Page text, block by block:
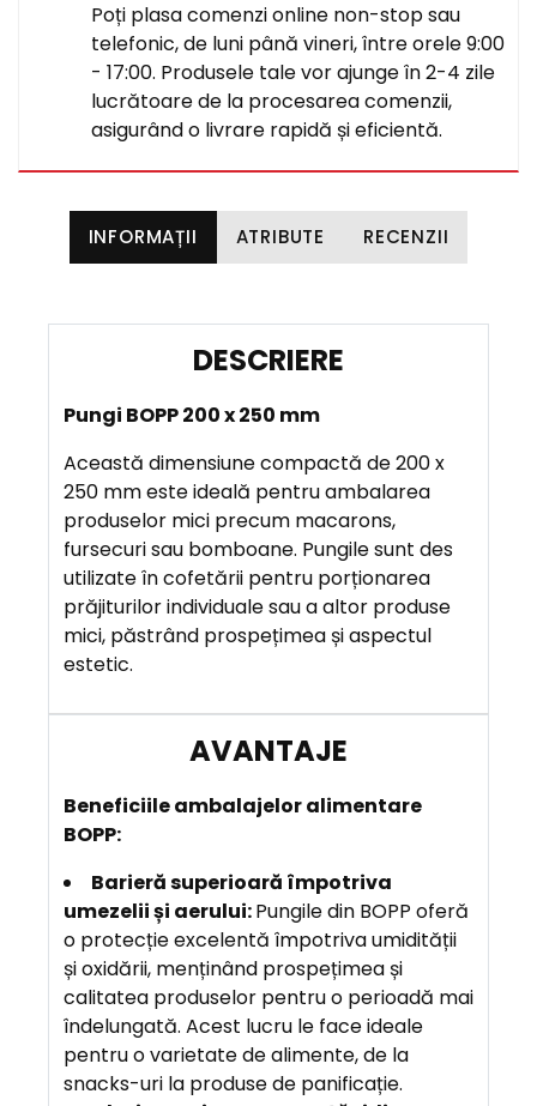
Poți plasa comenzi online non-stop sau
telefonic, de luni până vineri, între orele 9:00
- 17:00. Produsele tale vor ajunge în 2-4 zile
lucrătoare de la procesarea comenzii,
asigurând o livrare rapidă și eficientă.
INFORMAȚII ATRIBUTE RECENZII
S
C
R
I
E
R
E
V
T
A
E
Pungi BOPP 200 x 250 mm
Această dimensiune compactă de 200 x
250 mm este ideală pentru ambalarea
produselor mici precum macarons,
fursecuri sau bomboane. Pungile sunt des
utilizate în cofetării pentru porționarea
prăjiturilor individuale sau a altor produse
mici, păstrând prospețimea și aspectul
estetic.
Beneficiileambalajelor alimentare
BOPP:
Barieră superioară împotriva
umezelii și aerului:Pungile din BOPP oferă
o protecție excelentă împotriva umidității
și oxidării, menținând prospețimea și
calitatea produselor pentru o perioadă mai
îndelungată. Acest lucru le face ideale
pentru o varietate de alimente, de la
snacks-uri la produse de panificație.